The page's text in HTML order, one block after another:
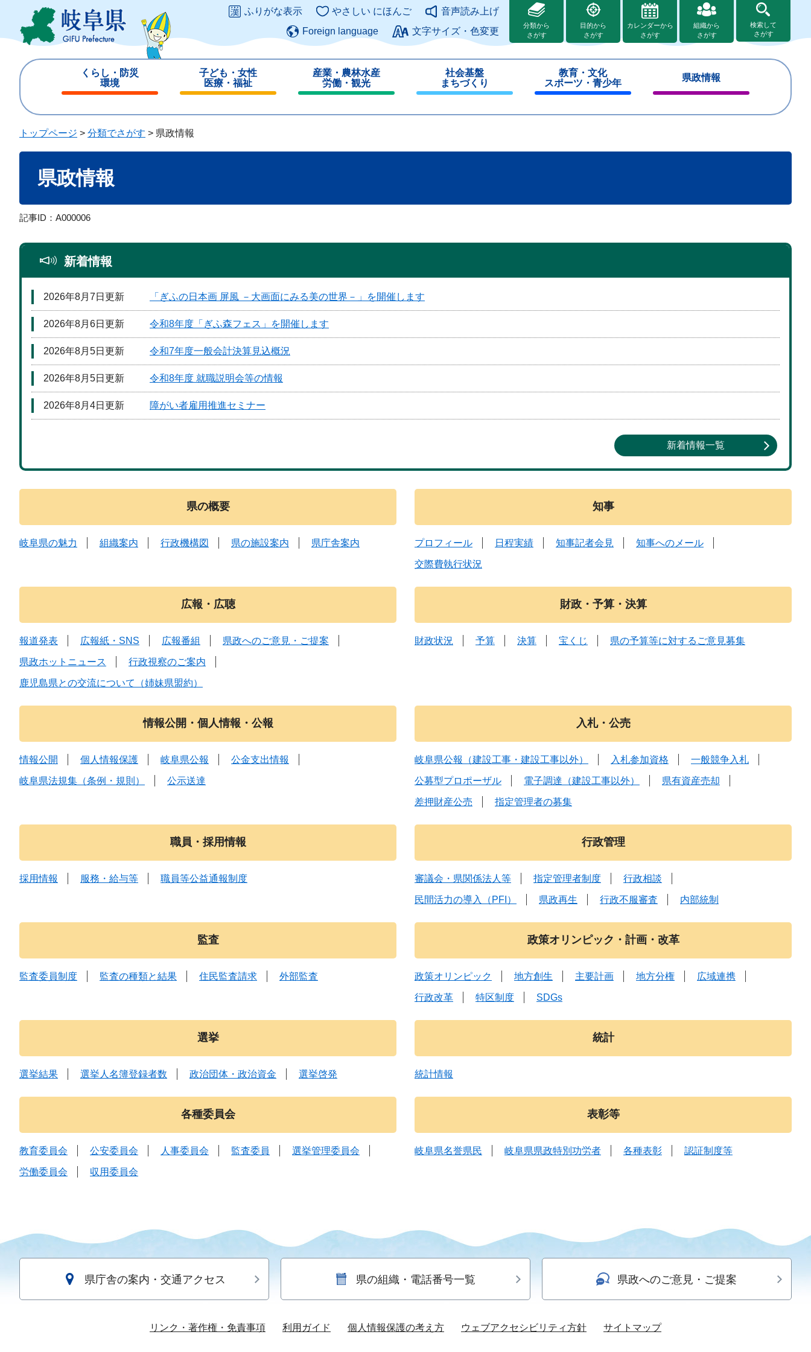
ジ
ュ
このページの本文へ
ふりがな表示 やさしい にほんご
音声読み上げ
Foreign language
文字サイズ・色変更
分類から
さがす
目的から
さがす
カレンダーから
さがす
組織から
さがす
検索して
さがす
くらし・防災
環境
じ
子ども・女性
医療・福祉
じ
る
産業・農林水産
労働・観光
じ
社会基盤
まちづくり
じ
教育・文化
スポーツ・青少年
じ
県政情報
じ
トップページ > 分類でさがす > 県政情報
県政情報
記事ID：A000006
新着情報
2026年8月7日更新 「ぎふの日本画 屏風 －大画面にみる美の世界－」を開催します
2026年8月6日更新 令和8年度「ぎふ森フェス」を開催します
2026年8月5日更新 令和7年度一般会計決算見込概況
2026年8月5日更新 令和8年度 就職説明会等の情報
2026年8月4日更新 障がい者雇用推進セミナー
新着情報一覧
県の概要
岐阜県の魅力 組織案内 行政機構図 県の施設案内 県庁舎案内
知事
プロフィール 日程実績 知事記者会見 知事へのメール
交際費執行状況
広報・広聴
報道発表 広報紙・SNS 広報番組 県政へのご意見・ご提案
県政ホットニュース 行政視察のご案内
鹿児島県との交流について（姉妹県盟約）
財政・予算・決算
財政状況 予算 決算 宝くじ 県の予算等に対するご意見募集
情報公開・個人情報・公報
情報公開 個人情報保護 岐阜県公報 公金支出情報
岐阜県法規集（条例・規則） 公示送達
入札・公売
岐阜県公報（建設工事・建設工事以外） 入札参加資格 一般競争入札
公募型プロポーザル 電子調達（建設工事以外） 県有資産売却
差押財産公売 指定管理者の募集
職員・採用情報
採用情報 服務・給与等 職員等公益通報制度
行政管理
審議会・県関係法人等 指定管理者制度 行政相談
民間活力の導入（PFI） 県政再生 行政不服審査 内部統制
監査
監査委員制度 監査の種類と結果 住民監査請求 外部監査
政策オリンピック・計画・改革
政策オリンピック 地方創生 主要計画 地方分権 広域連携
行政改革 特区制度 SDGs
選挙
選挙結果 選挙人名簿登録者数 政治団体・政治資金 選挙啓発
統計
統計情報
各種委員会
教育委員会 公安委員会 人事委員会 監査委員 選挙管理委員会
労働委員会 収用委員会
表彰等
岐阜県名誉県民 岐阜県県政特別功労者 各種表彰 認証制度等
県庁舎の案内・交通アクセス 県の組織・電話番号一覧 県政へのご意見・ご提案
リンク・著作権・免責事項 利用ガイド 個人情報保護の考え方 ウェブアクセシビリティ方針 サイトマップ